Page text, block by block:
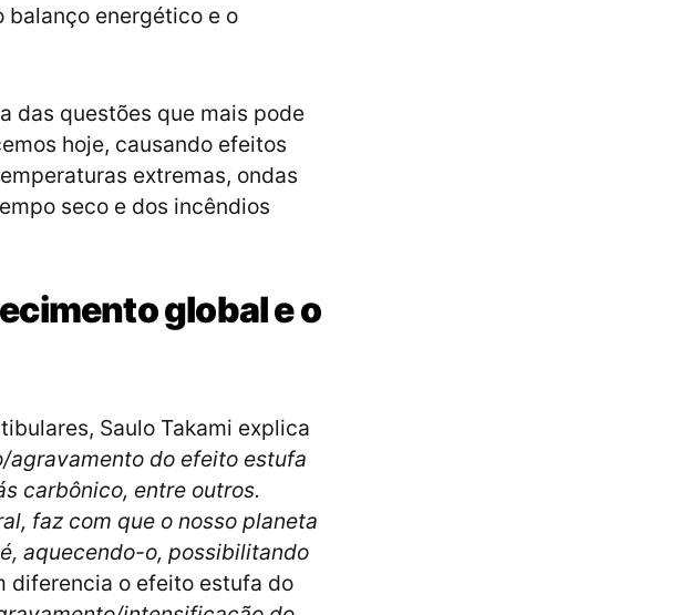
balanço energético e o
das questões que mais pode
hoje, causando efeitos
extremas, ondas
seco e dos incêndios
global e o
Saulo Takami explica
agravamento do efeito estufa
carbônico, entre outros.
faz com que o nosso planeta
aquecendo-o, possibilitando
diferencia o efeito estufa do